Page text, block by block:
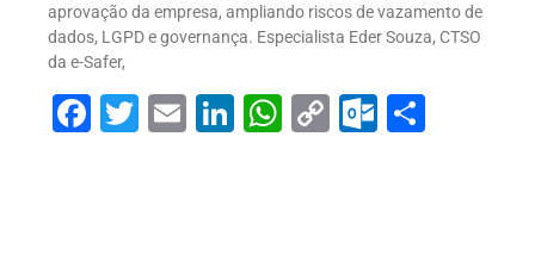
aprovação da empresa, ampliando riscos de vazamento de
dados, LGPD e governança. Especialista Eder Souza, CTSO
da e-Safer,
Facebook
Twitter
EmailLinkedIn
WhatsApp
Copy